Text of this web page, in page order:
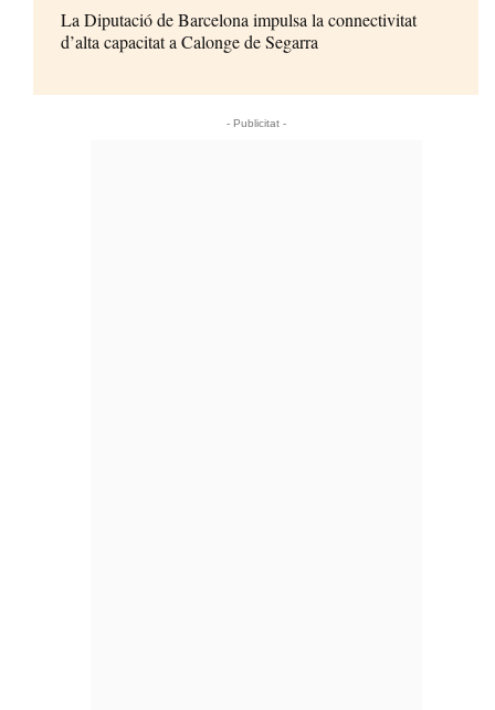
La Diputació de Barcelona impulsa la connectivitat
d’alta capacitat a Calonge de Segarra
- Publicitat -